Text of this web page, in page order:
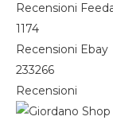
Recensioni
1174
Recensioni Ebay
233266
Recensioni